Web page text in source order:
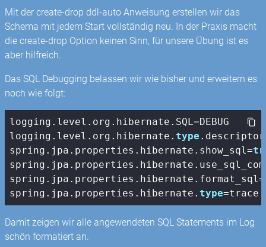
Mit der create-drop ddl-auto Anweisung erstellen wir das
Schema mit jedem Start vollständig neu. In der Praxis macht
die create-drop Option keinen Sinn, für unsere Übung ist es
aber hilfreich.
Das SQL Debugging belassen wir wie bisher und erweitern es
noch wie folgt:
logging.level.org.hibernate.SQL=DEBUG
logging.level.org.hibernate.type
spring.jpa.properties.hibernate.show_sql=
spring.jpa.properties.hibernate.format_sql=
spring.jpa.properties.hibernate.type=trace
Damit zeigen wir alle angewendeten SQL Statements im Log
schön formatiert an.